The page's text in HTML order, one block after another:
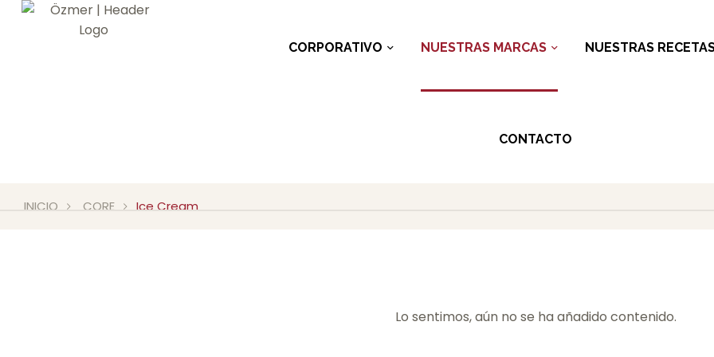
CORPORATIVO NUESTRAS MARCAS NUESTRAS
CONTACTO
INICIO CORE Ice Cream
Lo sentimos, aún no se ha añadido contenido.